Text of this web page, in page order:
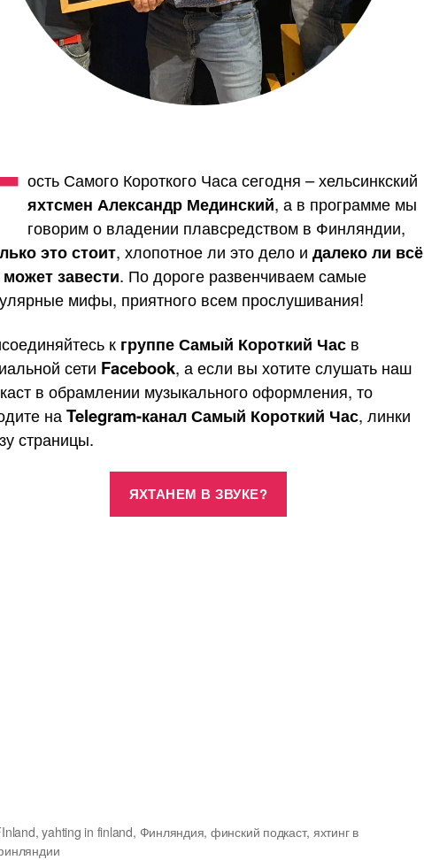
ость Самого Короткого Часа сегодня – хельсинкский
яхтсмен Александр Мединский, а в программе мы
говорим о владении плавсредством в Финляндии,
это стоит, хлопотное ли это дело и далеко ли всё
завести. По дороге развенчиваем самые
мифы, приятного всем прослушивания!
к группе Самый Короткий Часв
сети Facebook, а если вы хотите слушать наш
в обрамлении музыкального оформления, то
наTelegram-канал Самый Короткий Час, линки
страницы.
ЯХТАНЕМ В ЗВУКЕ?
,yahting in finland, Финляндия, финский подкаст, яхтинг в